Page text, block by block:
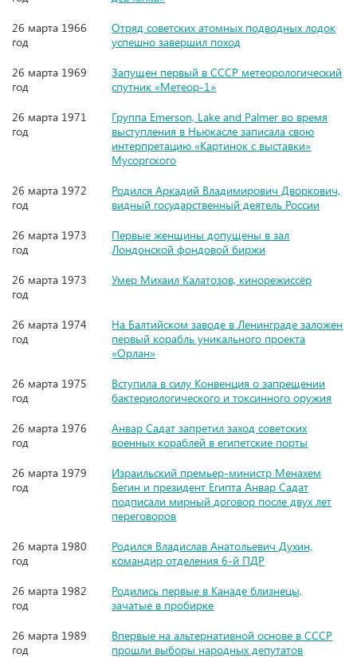
26 марта 1966
год
Отряд советских атомных подводных лодок
успешно завершил поход
26 марта 1969
год
Запущен первый в СССР метеорологический
спутник «Метеор-1»
26 марта 1971
год
Группа Emerson, Lake and Palmer во время
выступления в Ньюкасле записала свою
интерпретацию «Картинок с выставки»
Мусоргского
26 марта 1972
год
Родился Аркадий Владимирович Дворкович,
видный государственный деятель России
26 марта 1973
год
Первые женщины допущены в зал
Лондонской фондовой биржи
26 марта 1973
год
Умер Михаил Калатозов, кинорежиссёр
26 марта 1974
год
На Балтийском заводе в Ленинграде заложен
первый корабль уникального проекта
«Орлан»
26 марта 1975
год
Вступила в силу Конвенция о запрещении
бактериологического и токсинного оружия
26 марта 1976
год
Анвар Садат запретил заход советских
военных кораблей в египетские порты
26 марта 1979
год
Израильский премьер-министр Менахем
Бегин и президент Египта Анвар Садат
подписали мирный договор после двух лет
переговоров
26 марта 1980
год
Родился Владислав Анатольевич Духин,
командир отделения 6-й ПДР
26 марта 1982
год
Родились первые в Канаде близнецы,
зачатые в пробирке
26 марта 1989
год
Впервые на альтернативной основе в СССР
прошли выборы народных депутатов